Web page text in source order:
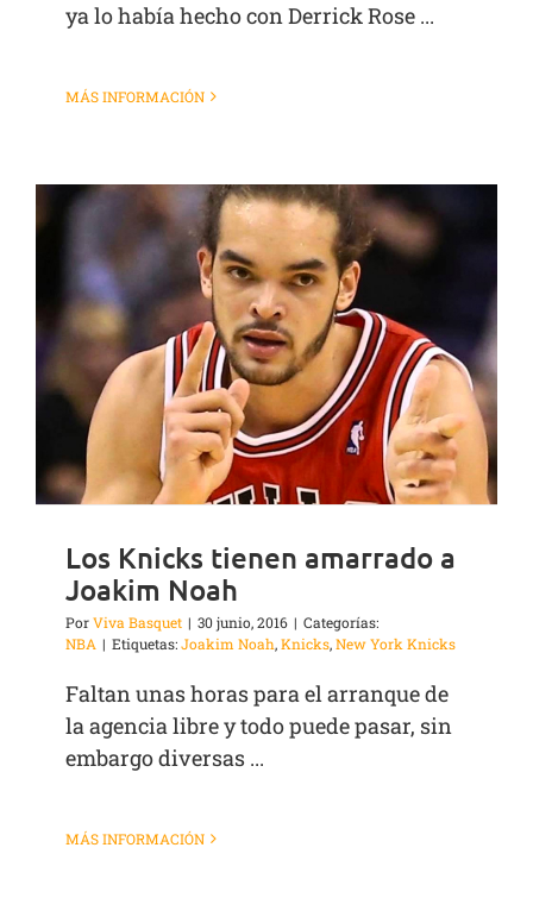
ya lo había hecho con Derrick Rose ...
MÁS INFORMACIÓN
Los Knicks tienen amarrado a
Joakim Noah
PorViva Basquet | 30 junio, 2016 | Categorías:
NBA | Etiquetas:Joakim Noah,Knicks,New York Knicks
Faltan unas horas para el arranque de
la agencia libre y todo puede pasar, sin
embargo diversas ...
MÁS INFORMACIÓN